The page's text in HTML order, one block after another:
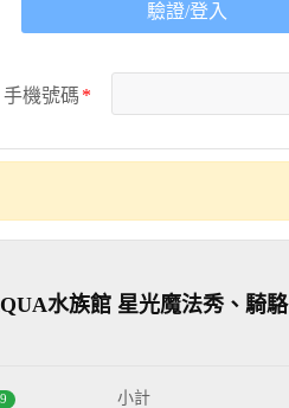
驗證/登入
手機號碼
水族館 星光魔法秀、騎駱
小計